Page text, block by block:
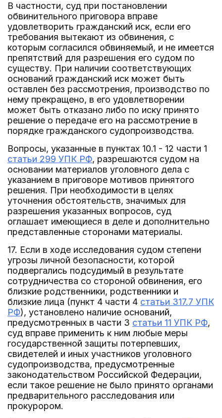
В частности, суд при постановлении
обвинительного приговора вправе
удовлетворить гражданский иск, если его
требования вытекают из обвинения, с
которым согласился обвиняемый, и не имеется
препятствий для разрешения его судом по
существу. При наличии соответствующих
оснований гражданский иск может быть
оставлен без рассмотрения, производство по
нему прекращено, в его удовлетворении
может быть отказано либо по иску принято
решение о передаче его на рассмотрение в
порядке гражданского судопроизводства.
Вопросы, указанные в пунктах 10.1 - 12 части 1
статьи 299 УПК РФ, разрешаются судом на
основании материалов уголовного дела с
указанием в приговоре мотивов принятого
решения. При необходимости в целях
уточнения обстоятельств, значимых для
разрешения указанных вопросов, суд
оглашает имеющиеся в деле и дополнительно
представленные сторонами материалы.
17. Если в ходе исследования судом степени
угрозы личной безопасности, которой
подвергались подсудимый в результате
сотрудничества со стороной обвинения, его
близкие родственники, родственники и
близкие лица (пункт 4 части 4 статьи 317.7 УПК
РФ), установлено наличие оснований,
предусмотренных в части 3 статьи 11 УПК РФ,
суд вправе применить к ним любые меры
государственной защиты потерпевших,
свидетелей и иных участников уголовного
судопроизводства, предусмотренные
законодательством Российской Федерации,
если такое решение не было принято органами
предварительного расследования или
прокурором.